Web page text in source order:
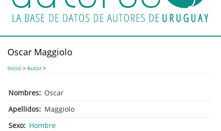
Oscar Maggiolo
Inicio > Autor>
Nombres
Oscar
Apellidos
Maggiolo
Sexo
Hombre